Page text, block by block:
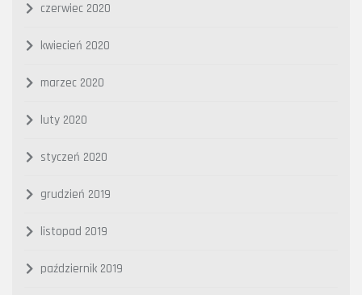
czerwiec 2020
kwiecień 2020
marzec 2020
luty 2020
styczeń 2020
grudzień 2019
listopad 2019
październik 2019